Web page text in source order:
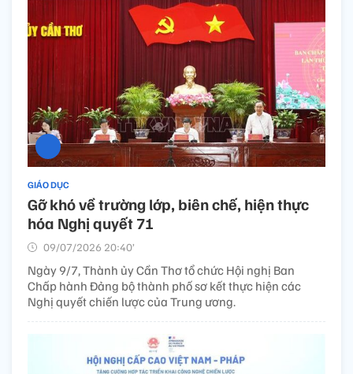
GIÁO DỤC
Gỡ khó về trường lớp, biên chế, hiện thực
hóa Nghị quyết 71
09/07/2026 20:40’
Ngày 9/7, Thành ủy Cần Thơ tổ chức Hội nghị Ban
Chấp hành Đảng bộ thành phố sơ kết thực hiện các
Nghị quyết chiến lược của Trung ương.